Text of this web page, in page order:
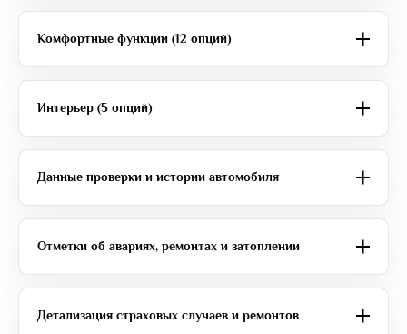
Комфортные функции (12 опций)
Интерьер (5 опций)
Данные проверки и истории автомобиля
Отметки об авариях, ремонтах и затоплении
Детализация страховых случаев и ремонтов